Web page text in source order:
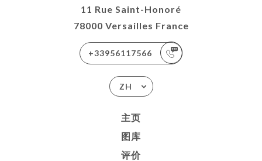
11 Rue Saint-Honoré
78000 Versailles France
+33956117566
ZH
主页
图库
评价